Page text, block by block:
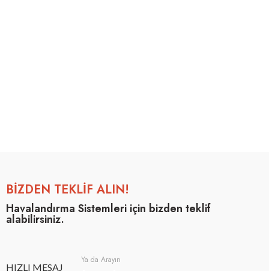
BİZDEN TEKLİF ALIN!
Havalandırma Sistemleri için bizden teklif
alabilirsiniz.
HIZLI MESAJ
Ya da Arayın